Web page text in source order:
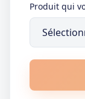
Produit qui